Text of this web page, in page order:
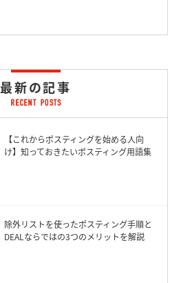
最新の記事
【これからポスティングを始める人向
け】知っておきたいポスティング用語集
除外リストを使ったポスティング手順と
DEALならではの3つのメリットを解説